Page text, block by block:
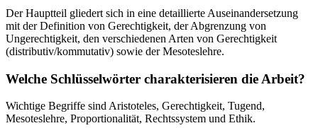
Der Hauptteil gliedert sich in eine detaillierte Auseinandersetzung
mit der Definition von Gerechtigkeit, der Abgrenzung von
Ungerechtigkeit, den verschiedenen Arten von Gerechtigkeit
(distributiv/kommutativ) sowie der Mesoteslehre.
Welche Schlüsselwörter charakterisieren die Arbeit?
Wichtige Begriffe sind Aristoteles, Gerechtigkeit, Tugend,
Mesoteslehre, Proportionalität, Rechtssystem und Ethik.